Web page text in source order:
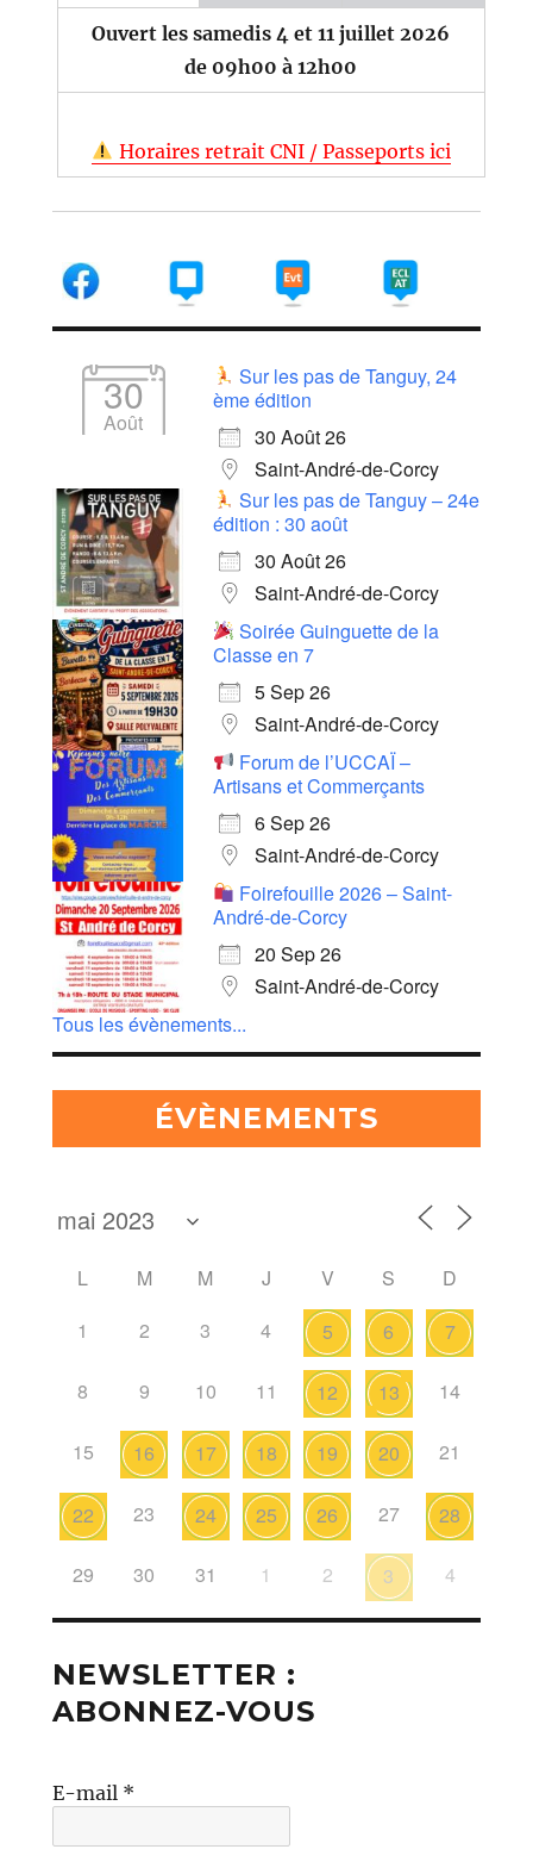
Ouvert les samedis 4 et 11 juillet 2026
de 09h00 à 12h00
Horaires retrait CNI / Passeports ici
30
Août
Sur les pas de Tanguy, 24
ème édition
30 Août 26
Saint-André-de-Corcy
Sur les pas de Tanguy – 24e
édition : 30 août
30 Août 26
Saint-André-de-Corcy
Soirée Guinguette de la
Classe en 7
5 Sep 26
Saint-André-de-Corcy
Forum de l’UCCAÏ –
Artisans et Commerçants
6 Sep 26
Saint-André-de-Corcy
Foirefouille 2026 – Saint-
André-de-Corcy
20 Sep 26
Saint-André-de-Corcy
Tous les évènements...
ÉVÈNEMENTS
L M M J V S
D
1
2 3 4 5 6 7
8 9 10 11 12 13 14
15 16 17 18 19 20 21
22 23 24 25 26 27 28
29 30 31 1 2 3 4
NEWSLETTER :
ABONNEZ-VOUS
E-mail *